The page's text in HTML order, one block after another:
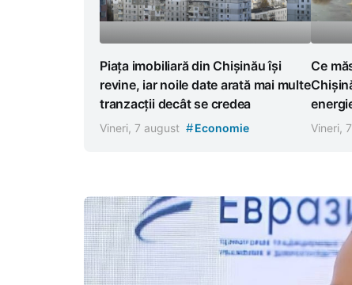
Piața imobiliară din Chișinău își
revine, iar noile date arată mai multe
tranzacții decât se credea
Vineri, 7 august #Economie
Ce
Vineri,